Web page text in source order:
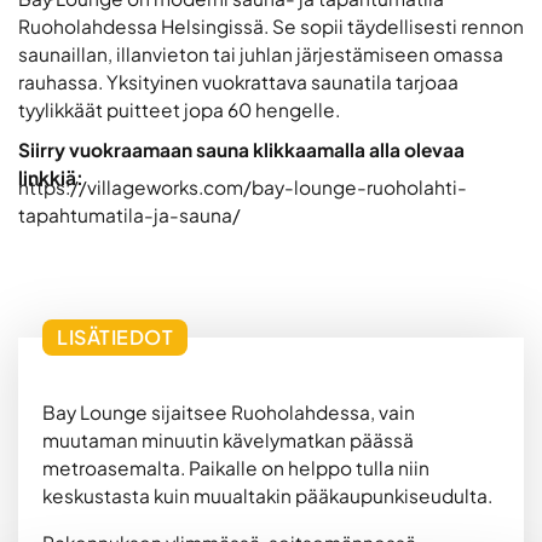
Ruoholahdessa Helsingissä. Se sopii täydellisesti rennon
saunaillan, illanvieton tai juhlan järjestämiseen omassa
rauhassa. Yksityinen vuokrattava saunatila tarjoaa
tyylikkäät puitteet jopa 60 hengelle.
Siirry vuokraamaan sauna klikkaamalla alla olevaa
linkkiä:
https://villageworks.com/bay-lounge-ruoholahti-
tapahtumatila-ja-sauna/
LISÄTIEDOT
Bay Lounge sijaitsee Ruoholahdessa, vain
muutaman minuutin kävelymatkan päässä
metroasemalta. Paikalle on helppo tulla niin
keskustasta kuin muualtakin pääkaupunkiseudulta.